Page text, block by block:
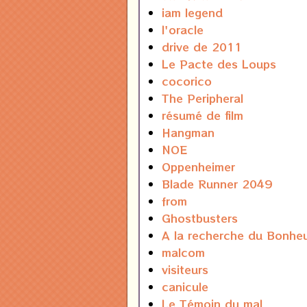
iam legend
l'oracle
drive de 2011
Le Pacte des Loups
cocorico
The Peripheral
résumé de film
Hangman
NOE
Oppenheimer
Blade Runner 2049
from
Ghostbusters
A la recherche du
malcom
visiteurs
canicule
Le Témoin du mal